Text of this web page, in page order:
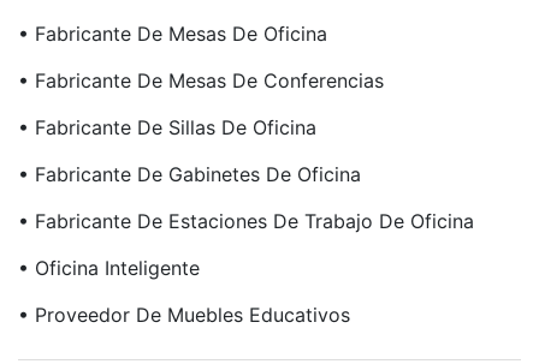
• Fabricante De Mesas De Oficina
• Fabricante De Mesas De Conferencias
• Fabricante De Sillas De Oficina
• Fabricante De Gabinetes De Oficina
• Fabricante De Estaciones De Trabajo De Oficina
• Oficina Inteligente
• Proveedor De Muebles Educativos